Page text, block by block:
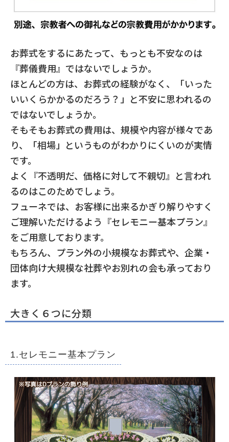
お葬式をするにあたって、もっとも不安なのは
『葬儀費用』ではないでしょうか。
ほとんどの方は、お葬式の経験がなく、「いった
いいくらかかるのだろう？」と不安に思われるの
ではないでしょうか。
そもそもお葬式の費用は、規模や内容が様々であ
り、「相場」というものがわかりにくいのが実情
です。
よく『不透明だ、価格に対して不親切』と言われ
るのはこのためでしょう。
フューネでは、お客様に出来るかぎり解りやすく
ご理解いただけるよう『セレモニー基本プラン』
をご用意しております。
もちろん、プラン外の小規模なお葬式や、企業・
団体向け大規模な社葬やお別れの会も承っており
ます。
大きく６つに分類
1.セレモニー基本プラン